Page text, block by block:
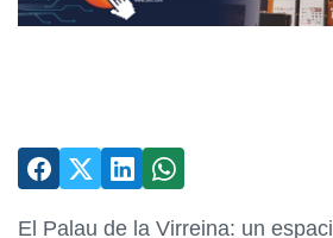
El Palau de la Virreina: un